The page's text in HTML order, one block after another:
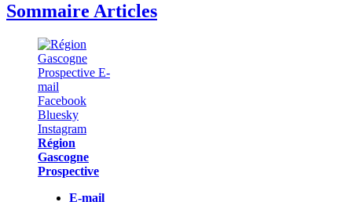
Sommaire Articles
Région
Gascogne
Prospective
E-mail